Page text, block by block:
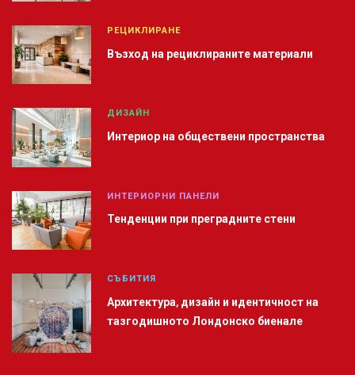
РЕЦИКЛИРАНЕ
Възход на рециклираните материали
ДИЗАЙН
Интериор на обществени пространства
ИНТЕРИОРНИ ПАНЕЛИ
Тенденции при преградните стени
СЪБИТИЯ
Архитектура, дизайн и идентичност на
тазгодишното Лондонско биенале